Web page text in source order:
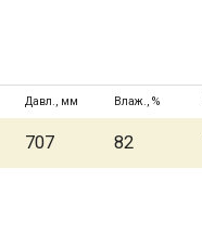
Давл., мм Влаж., %
707 82